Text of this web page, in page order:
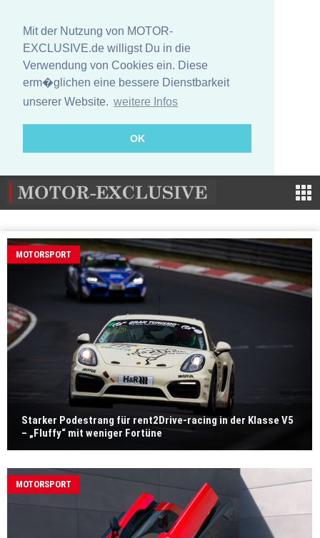
Mit der Nutzung von MOTOR-
EXCLUSIVE.de willigst Du in die
Verwendung von Cookies ein. Diese
erm�glichen eine bessere Dienstbarkeit
unserer Website. weitere Infos
OK
Starker Podestrang für rent2Drive-racing in der Klasse V5
– „Fluffy“ mit weniger Fortüne
MOTORSPORT
MOTORSPORT